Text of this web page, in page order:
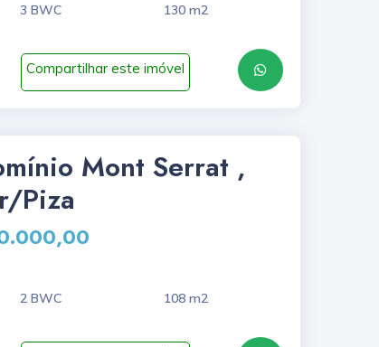
3 BWC 130 m2
Compartilhar este imóvel
Mont Serrat ,
Piza
2 BWC 108 m2